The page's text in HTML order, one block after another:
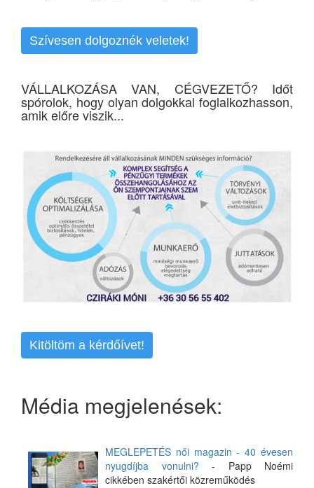
Szívesen dolgoznék veletek!
VÁLLALKOZÁSA VAN, CÉGVEZETŐ? Időt
spórolok, hogy olyan dolgokkal foglalkozhasson,
amik előre viszik...
Kitöltöm a kérdőívet!
Média megjelenések:
MEGLEPETÉS női magazin - 40 évesen
nyugdíjba vonulni? - Papp Noémi
cikkében szakértői közreműködés